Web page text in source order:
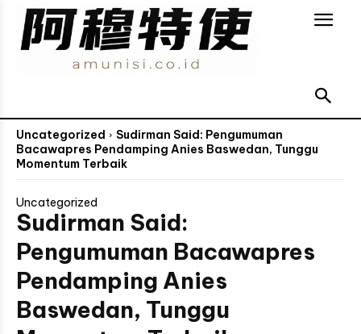
Uncategorized
Sudirman Said: Pengumuman
Bacawapres Pendamping Anies Baswedan, Tunggu
Momentum Terbaik
Uncategorized
Sudirman Said:
Pengumuman Bacawapres
Pendamping Anies
Baswedan, Tunggu